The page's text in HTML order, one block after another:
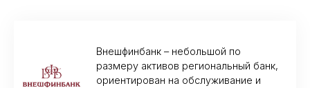
Внешфинбанк – небольшой по
размеру активов региональный банк,
ориентирован на обслуживание и